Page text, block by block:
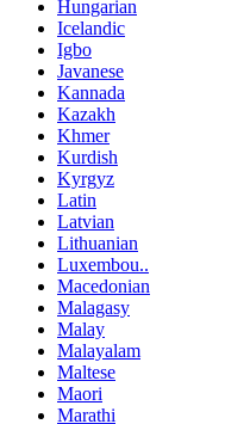
Hungarian
Icelandic
Igbo
Javanese
Kannada
Kazakh
Khmer
Kurdish
Kyrgyz
Latin
Latvian
Lithuanian
Luxembou..
Macedonian
Malagasy
Malay
Malayalam
Maltese
Maori
Marathi